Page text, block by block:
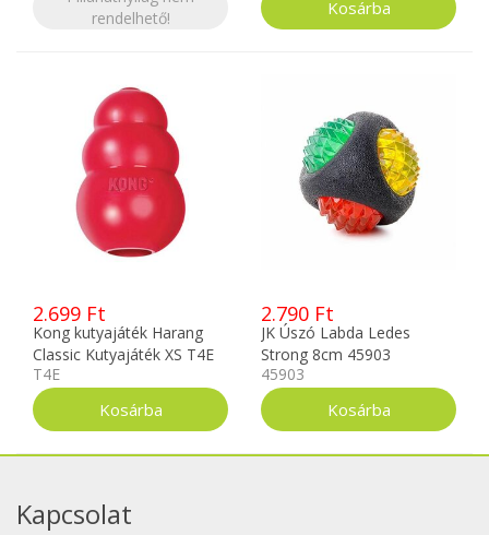
rendelhető!
2.699 Ft
Kong kutyajáték Harang
Classic Kutyajáték XS T4E
T4E
2.790 Ft
JK Úszó Labda Ledes
Strong 8cm 45903
45903
Kapcsolat